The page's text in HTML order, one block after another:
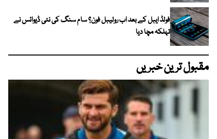
فولڈ ایبل کے بعد اب رولیبل فون؟ سام سنگ کی نئی ڈیوائس نے
تہلکہ مچا دیا
مقبول ترین خبریں